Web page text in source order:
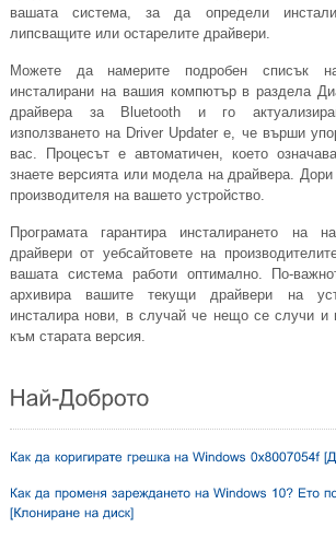
вашата система, за да определи
липсващите или остарелите драйвери.
Можете да намерите подробен списък
инсталирани на вашия компютър в раздела
драйвера за Bluetooth и го
използването на Driver Updater е, че върши
вас. Процесът е автоматичен, което
знаете версията или модела на драйвера.
производителя на вашето устройство.
Програмата гарантира инсталирането на
драйвери от уебсайтовете на
вашата система работи оптимално. По-
архивира вашите текущи драйвери на
инсталира нови, в случай че нещо се случи и
към старата версия.